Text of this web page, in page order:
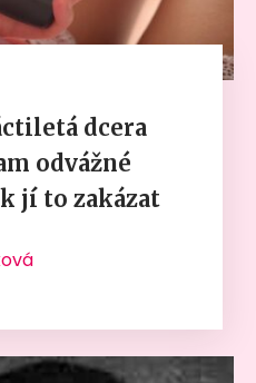
dcera
odvážné
jí to zakázat